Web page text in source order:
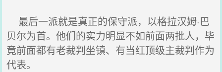
最后一派就是真正的保守派，以格拉汉姆·巴
贝尔为首。他们的实力明显不如前面两批人，毕
竟前面都有老裁判坐镇、有当红顶级主裁判作为
代表。